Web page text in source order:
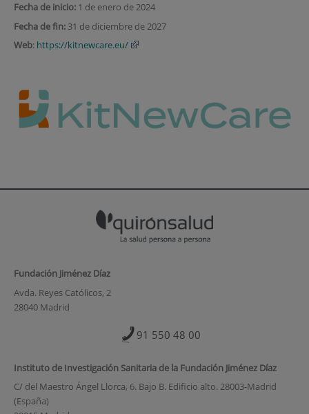
Fecha de inicio:1 de enero de 2024
Fecha de fin:31 de diciembre de 2027
Web: https://kitnewcare.eu/
Fundación Jiménez Díaz
Avda. Reyes Católicos, 2
28040 Madrid
91 550 48 00
Instituto de Investigación Sanitaria de la Fundación Jiménez Díaz
C/ del Maestro Ángel Llorca, 6. Bajo B. Edificio alto. 28003-Madrid
(España)